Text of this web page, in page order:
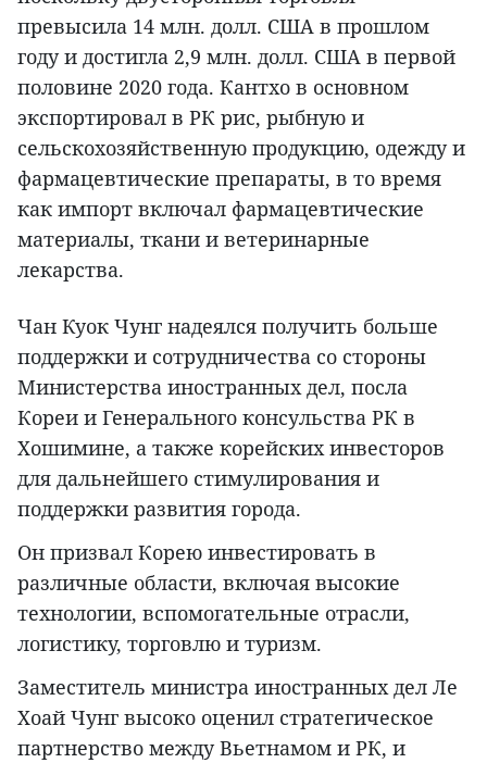
превысила 14 млн. долл. США в прошлом
году и достигла 2,9 млн. долл. США в первой
половине 2020 года. Кантхо в основном
экспортировал в РК рис, рыбную и
сельскохозяйственную продукцию, одежду и
фармацевтические препараты, в то время
как импорт включал фармацевтические
материалы, ткани и ветеринарные
лекарства.
Чан Куок Чунг надеялся получить больше
поддержки и сотрудничества со стороны
Министерства иностранных дел, посла
Кореи и Генерального консульства РК в
Хошимине, а также корейских инвесторов
для дальнейшего стимулирования и
поддержки развития города.
Он призвал Корею инвестировать в
различные области, включая высокие
технологии, вспомогательные отрасли,
логистику, торговлю и туризм.
Заместитель министра иностранных дел Ле
Хоай Чунг высоко оценил стратегическое
партнерство между Вьетнамом и РК, и